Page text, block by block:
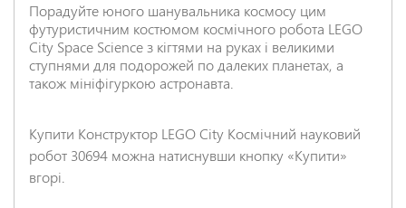
Порадуйте юного шанувальника космосу цим
футуристичним костюмом космічного робота LEGO
City Space Science з кігтями на руках і великими
ступнями для подорожей по далеких планетах, а
також мініфігуркою астронавта.
Купити Конструктор LEGO City Космічний науковий
робот 30694 можна натиснувши кнопку «Купити»
вгорі.
*
Заголовок відгуку